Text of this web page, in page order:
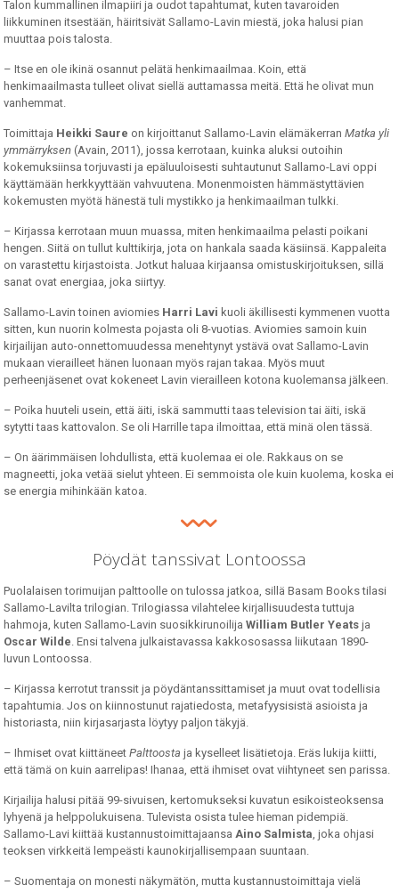
Talon kummallinen ilmapiiri ja oudot tapahtumat, kuten tavaroiden
liikkuminen itsestään, häiritsivät Sallamo-Lavin miestä, joka halusi pian
muuttaa pois talosta.
– Itse en ole ikinä osannut pelätä henkimaailmaa. Koin, että
henkimaailmasta tulleet olivat siellä auttamassa meitä. Että he olivat mun
vanhemmat.
Toimittaja Heikki Saure on kirjoittanut Sallamo-Lavin elämäkerranMatka yli
ymmärryksen (Avain, 2011), jossa kerrotaan, kuinka aluksi outoihin
kokemuksiinsa torjuvasti ja epäluuloisesti suhtautunut Sallamo-Lavi oppi
käyttämään herkkyyttään vahvuutena. Monenmoisten hämmästyttävien
kokemusten myötä hänestä tuli mystikko ja henkimaailman tulkki.
– Kirjassa kerrotaan muun muassa, miten henkimaailma pelasti poikani
hengen. Siitä on tullut kulttikirja, jota on hankala saada käsiinsä. Kappaleita
on varastettu kirjastoista. Jotkut haluaa kirjaansa omistuskirjoituksen, sillä
sanat ovat energiaa, joka siirtyy.
Sallamo-Lavin toinen aviomies Harri Lavi kuoli äkillisesti kymmenen vuotta
sitten, kun nuorin kolmesta pojasta oli 8-vuotias. Aviomies samoin kuin
kirjailijan auto-onnettomuudessa menehtynyt ystävä ovat Sallamo-Lavin
mukaan vierailleet hänen luonaan myös rajan takaa. Myös muut
perheenjäsenet ovat kokeneet Lavin vierailleen kotona kuolemansa jälkeen.
­– Poika huuteli usein, että äiti, iskä sammutti taas television tai äiti, iskä
sytytti taas kattovalon. Se oli Harrille tapa ilmoittaa, että minä olen tässä.
­– On äärimmäisen lohdullista, että kuolemaa ei ole. Rakkaus on se
magneetti, joka vetää sielut yhteen. Ei semmoista ole kuin kuolema, koska ei
se energia mihinkään katoa.
Pöydät tanssivat Lontoossa
Puolalaisen torimuijan palttoolle on tulossa jatkoa, sillä Basam Books tilasi
Sallamo-Lavilta trilogian. Trilogiassa vilahtelee kirjallisuudesta tuttuja
hahmoja, kuten Sallamo-Lavin suosikkirunoilijaWilliam Butler Yeats ja
Oscar Wilde . Ensi talvena julkaistavassa kakkososassa liikutaan 1890-
luvun Lontoossa.
– Kirjassa kerrotut transsit ja pöydäntanssittamiset ja muut ovat todellisia
tapahtumia. Jos on kiinnostunut rajatiedosta, metafyysisistä asioista ja
historiasta, niin kirjasarjasta löytyy paljon täkyjä.
– Ihmiset ovat kiittäneetPalttoosta ja kyselleet lisätietoja. Eräs lukija kiitti,
että tämä on kuin aarrelipas! Ihanaa, että ihmiset ovat viihtyneet sen parissa.
Kirjailija halusi pitää 99-sivuisen, kertomukseksi kuvatun esikoisteoksensa
lyhyenä ja helppolukuisena. Tulevista osista tulee hieman pidempiä.
Sallamo-Lavi kiittää kustannustoimittajaansa Aino Salmista , joka ohjasi
teoksen virkkeitä lempeästi kaunokirjallisempaan suuntaan.
– Suomentaja on monesti näkymätön, mutta kustannustoimittaja vielä